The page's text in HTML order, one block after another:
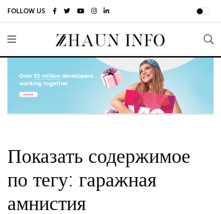
FOLLOW US
Показать содержимое
по тегу: гаражная
амнистия